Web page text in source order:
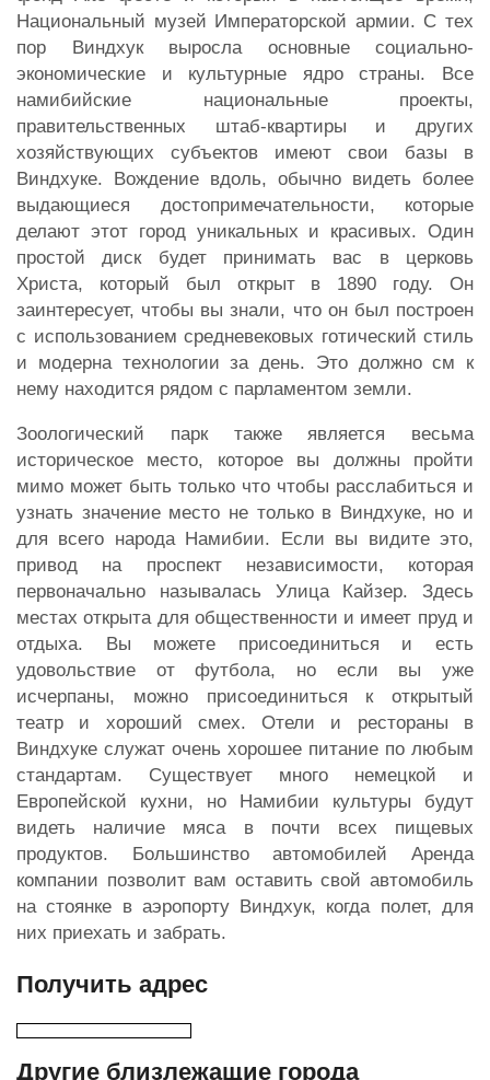
Национальный музей Императорской армии. С тех
пор Виндхук выросла основные социально-
экономические и культурные ядро страны. Все
намибийские национальные проекты,
правительственных штаб-квартиры и других
хозяйствующих субъектов имеют свои базы в
Виндхуке. Вождение вдоль, обычно видеть более
выдающиеся достопримечательности, которые
делают этот город уникальных и красивых. Один
простой диск будет принимать вас в церковь
Христа, который был открыт в 1890 году. Он
заинтересует, чтобы вы знали, что он был построен
с использованием средневековых готический стиль
и модерна технологии за день. Это должно см к
нему находится рядом с парламентом земли.
Зоологический парк также является весьма
историческое место, которое вы должны пройти
мимо может быть только что чтобы расслабиться и
узнать значение место не только в Виндхуке, но и
для всего народа Намибии. Если вы видите это,
привод на проспект независимости, которая
первоначально называлась Улица Кайзер. Здесь
местах открыта для общественности и имеет пруд и
отдыха. Вы можете присоединиться и есть
удовольствие от футбола, но если вы уже
исчерпаны, можно присоединиться к открытый
театр и хороший смех. Отели и рестораны в
Виндхуке служат очень хорошее питание по любым
стандартам. Существует много немецкой и
Европейской кухни, но Намибии культуры будут
видеть наличие мяса в почти всех пищевых
продуктов. Большинство автомобилей Аренда
компании позволит вам оставить свой автомобиль
на стоянке в аэропорту Виндхук, когда полет, для
них приехать и забрать.
Получить адрес
Другие близлежащие города